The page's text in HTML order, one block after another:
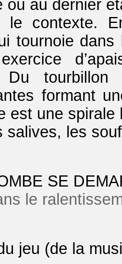
ou au dernier
le contexte.
tournoie
Du tourbillon
formant
est une
salives, les
SE
le
jeu (de la